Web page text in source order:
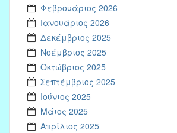
Φεβρουάριος 2026
Ιανουάριος 2026
Δεκέμβριος 2025
Νοέμβριος 2025
Οκτώβριος 2025
Σεπτέμβριος 2025
Ιούνιος 2025
Μάιος 2025
Απρίλιος 2025